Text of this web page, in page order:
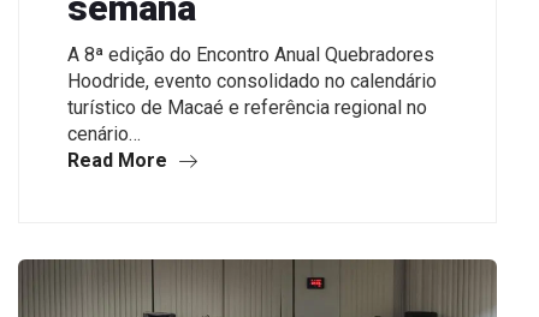
A 8ª edição do Encontro Anual Quebradores
Hoodride, evento consolidado no calendário
turístico de Macaé e referência regional no
cenário…
Read More